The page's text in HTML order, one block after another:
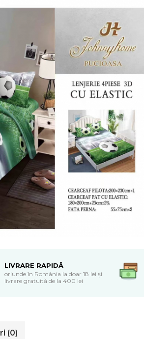
LIVRARE RAPIDĂ
oriunde în România la doar 18 lei și
livrare gratuită de la 400 lei
(0)